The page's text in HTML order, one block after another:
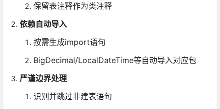
保留表注释作为类注释
依赖自动导入
按需生成import语句
BigDecimal/LocalDateTime等自动导入对应包
严谨边界处理
识别并跳过非建表语句